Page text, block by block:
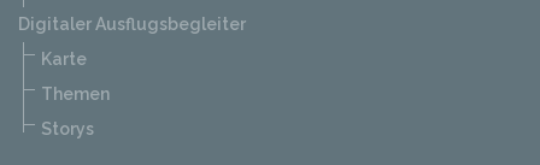
Digitaler Ausflugsbegleiter
Karte
Themen
Storys